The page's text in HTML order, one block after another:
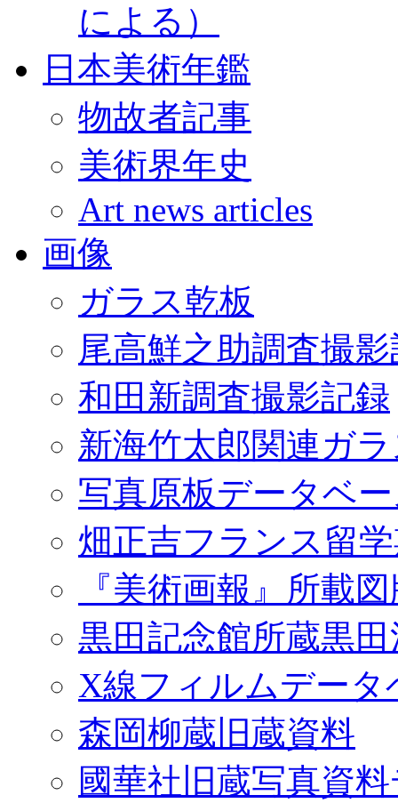
による）
日本美術年鑑
物故者記事
美術界年史
Art news articles
画像
ガラス乾板
尾高鮮之助調査撮
和田新調査撮影記録
新海竹太郎関連ガ
写真原板データベ
畑正吉フランス留
『美術画報』所載
黒田記念館所蔵黒
X線フィルムデータ
森岡柳蔵旧蔵資料
國華社旧蔵写真資